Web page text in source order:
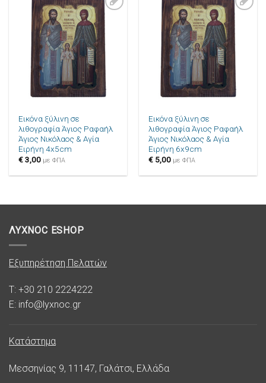
Πρόσθήκη
στην λίστα
επιθυμιών
Εικόνα ξύλινη σε
λιθογραφία Άγιος Ραφαήλ
Άγιος Νικόλαος & Αγία
Ειρήνη 4x5cm
€3,00 με ΦΠΑ
Πρόσθήκη
στην λίστα
επιθυμιών
Εικόνα ξύλινη σε
λιθογραφία Άγιος Ραφαήλ
Άγιος Νικόλαος & Αγία
Ειρήνη 6x9cm
€ 5,00 με ΦΠΑ
ΛΥΧΝΟC ESHOP
Εξυπηρέτηση Πελατών
T: +30 210 2224222
E: info@lyxnoc.gr
Κατάστημα
Μεσσηνίας 9, 11147, Γαλάτσι, Ελλάδα